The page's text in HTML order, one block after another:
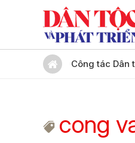
Công tác Dân
cong